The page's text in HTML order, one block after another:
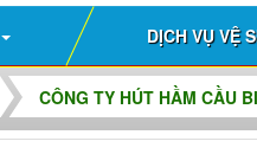
DỊCH VỤ VỆ
CÔNG TY HÚT HẦM CẦU